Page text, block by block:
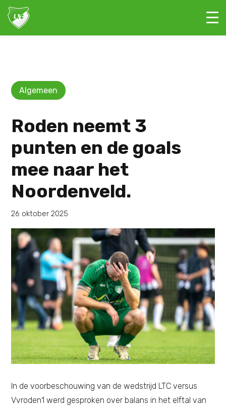
Algemeen
Roden neemt 3
punten en de goals
mee naar het
Noordenveld.
26 oktober 2025
In de voorbeschouwing van de wedstrijd LTC versus
Vvroden1 werd gesproken over balans in het elftal van